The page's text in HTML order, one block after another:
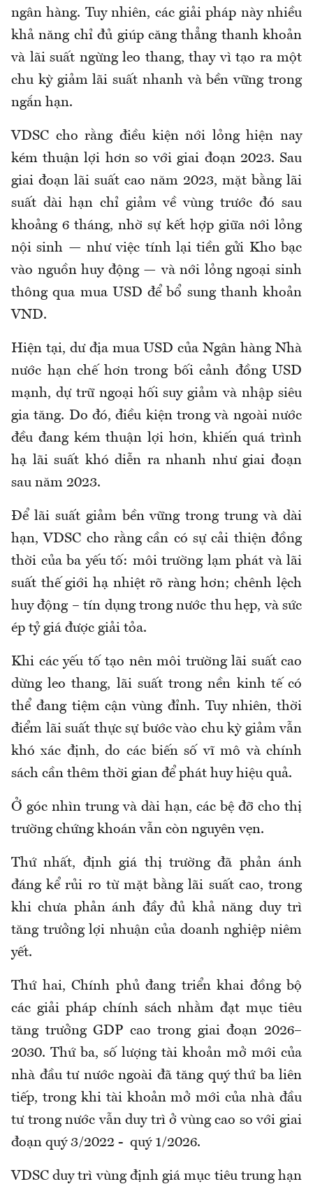
ngân hàng. Tuy nhiên, các giải pháp này nhiều
khả năng chỉ đủ giúp căng thẳng thanh khoản
và lãi suất ngừng leo thang, thay vì tạo ra một
chu kỳ giảm lãi suất nhanh và bền vững trong
ngắn hạn.
VDSC cho rằng điều kiện nới lỏng hiện nay
kém thuận lợi hơn so với giai đoạn 2023. Sau
giai đoạn lãi suất cao năm 2023, mặt bằng lãi
suất dài hạn chỉ giảm về vùng trước đó sau
khoảng 6 tháng, nhờ sự kết hợp giữa nới lỏng
nội sinh — như việc tính lại tiền gửi Kho bạc
vào nguồn huy động — và nới lỏng ngoại sinh
thông qua mua USD để bổ sung thanh khoản
VND.
Hiện tại, dư địa mua USD của Ngân hàng Nhà
nước hạn chế hơn trong bối cảnh đồng USD
mạnh, dự trữ ngoại hối suy giảm và nhập siêu
gia tăng. Do đó, điều kiện trong và ngoài nước
đều đang kém thuận lợi hơn, khiến quá trình
hạ lãi suất khó diễn ra nhanh như giai đoạn
sau năm 2023.
Để lãi suất giảm bền vững trong trung và dài
hạn, VDSC cho rằng cần có sự cải thiện đồng
thời của ba yếu tố: môi trường lạm phát và lãi
suất thế giới hạ nhiệt rõ ràng hơn; chênh lệch
huy động – tín dụng trong nước thu hẹp, và sức
ép tỷ giá được giải tỏa.
Khi các yếu tố tạo nên môi trường lãi suất cao
dừng leo thang, lãi suất trong nền kinh tế có
thể đang tiệm cận vùng đỉnh. Tuy nhiên, thời
điểm lãi suất thực sự bước vào chu kỳ giảm vẫn
khó xác định, do các biến số vĩ mô và chính
sách cần thêm thời gian để phát huy hiệu quả.
Ở góc nhìn trung và dài hạn, các bệ đỡ cho thị
trường chứng khoán vẫn còn nguyên vẹn.
Thứ nhất, định giá thị trường đã phản ánh
đáng kể rủi ro từ mặt bằng lãi suất cao, trong
khi chưa phản ánh đầy đủ khả năng duy trì
tăng trưởng lợi nhuận của doanh nghiệp niêm
yết.
Thứ hai, Chính phủ đang triển khai đồng bộ
các giải pháp chính sách nhằm đạt mục tiêu
tăng trưởng GDP cao trong giai đoạn 2026–
2030. Thứ ba, số lượng tài khoản mở mới của
nhà đầu tư nước ngoài đã tăng quý thứ ba liên
tiếp, trong khi tài khoản mở mới của nhà đầu
tư trong nước vẫn duy trì ở vùng cao so với giai
đoạn quý 3/2022 - quý 1/2026.
VDSC duy trì vùng định giá mục tiêu trung hạn